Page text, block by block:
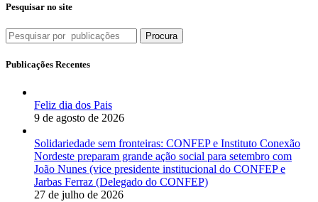
Pesquisar no site
Procura
Publicações Recentes
Feliz dia dos Pais
9 de agosto de 2026
Solidariedade sem fronteiras: CONFEP e Instituto Conexão
Nordeste preparam grande ação social para setembro com
João Nunes (vice presidente institucional do CONFEP e
Jarbas Ferraz (Delegado do CONFEP)
27 de julho de 2026